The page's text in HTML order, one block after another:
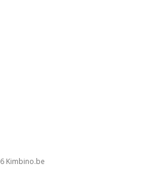
kimbino.be